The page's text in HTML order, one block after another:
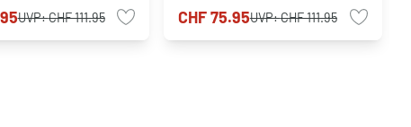
UVP:CHF 111.95 CHF 75.95UVP:CHF 111.95